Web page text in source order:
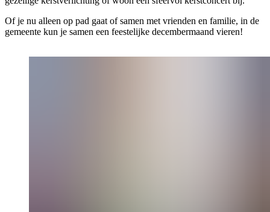
Of je nu alleen op pad gaat of samen met vrienden en familie, in de
gemeente kun je samen een feestelijke decembermaand vieren!